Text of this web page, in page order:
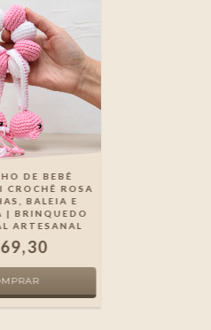
DE BEBÊ
CROCHÊ ROSA
BALEIA E
| BRINQUEDO
ARTESANAL